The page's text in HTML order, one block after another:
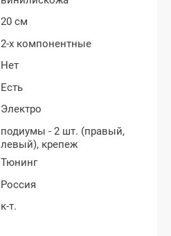
20 см
2-х компонентные
Нет
Есть
Электро
подиумы - 2 шт. (правый,
левый), крепеж
Тюнинг
Россия
к-т.